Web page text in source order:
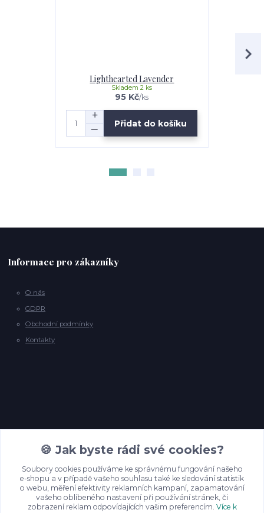
Lighthearted Lavender
95 Kč/ks
Skladem 2 ks
Přidat do košíku
Informace pro zákazníky
O nás
GDPR
Obchodní podmínky
Kontakty
info@backyardpineyarns.cz
🍪 Jak byste rádi své cookies?
Soubory cookies používáme ke správnému fungování našeho
e-shopu a v případě vašeho souhlasu také ke sledování statistik
o webu, měření efektivity reklamních kampaní, zapamatování
vašeho oblíbeného nastavení při používání stránek, či
zobrazení reklam odpovídajících vašim preferencím. Více k